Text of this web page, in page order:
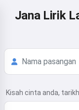
Jana Lirik
Kisah cinta anda,